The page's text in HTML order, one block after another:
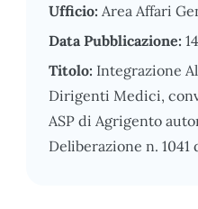
Ufficio: Area Affari
Data Pubblicazione:
Titolo: Integrazione
Dirigenti Medici,
ASP di Agrigento
Deliberazione n.